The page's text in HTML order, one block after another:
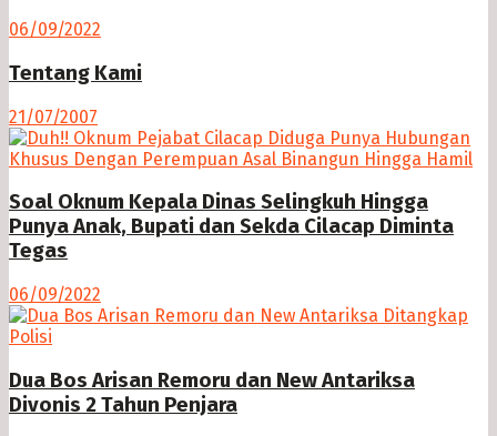
06/09/2022
Tentang Kami
21/07/2007
Soal Oknum Kepala Dinas Selingkuh Hingga
Punya Anak, Bupati dan Sekda Cilacap Diminta
Tegas
06/09/2022
Dua Bos Arisan Remoru dan New Antariksa
Divonis 2 Tahun Penjara